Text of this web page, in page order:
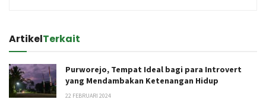
ArtikelTerkait
Purworejo, Tempat Ideal bagi para Introvert
yang Mendambakan Ketenangan Hidup
22 FEBRUARI 2024